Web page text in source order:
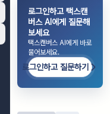
로그인하고 택스캔
버스 AI에게 질문해
보세요
택스캔버스 AI에게 바로
물어보세요.
로그인하고 질문하기